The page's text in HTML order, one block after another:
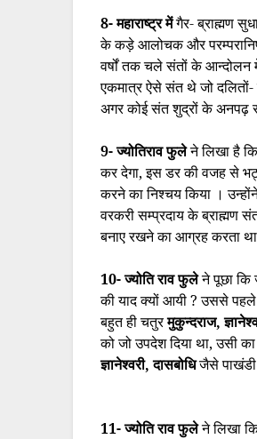
8- महाराष्ट्र मेंगैर- ब्राह्मण
के कड़े आलोचक और
वर्षों तक चले संतों के
एकमात्र ऐसे संत थे जो दलितों-
अगर कोई संत शुद्रों के अनपढ़
9- ज्योतिराव फुलेने लिखा है
कर देगा, इस डर की वजह से
करने का निश्चय किया ।
वरकरी सम्प्रदाय के ब्राह्मण
बनाए रखने का आग्रह करता
10- ज्योति राव फुलेने पूछा
की याद क्यों आयी ? उससे
बहुत ही चतुरमुकुन्दराज,
को जो उपदेश दिया था, उसी
ज्ञानेश्वरी, दासबोधिजैसे पाखंडी
11- ज्योति राव फुलेने लिखा